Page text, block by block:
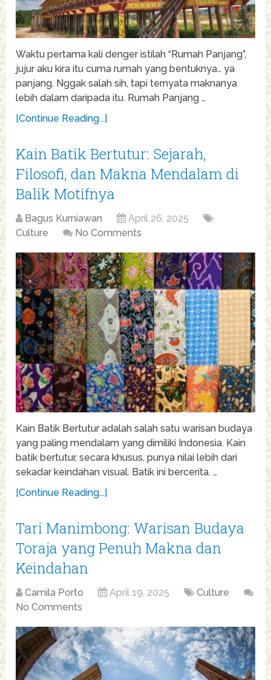
Waktu pertama kali denger istilah “Rumah Panjang”,
jujur aku kira itu cuma rumah yang bentuknya… ya
panjang. Nggak salah sih, tapi ternyata maknanya
lebih dalam daripada itu. Rumah Panjang …
[Continue Reading...]
Kain Batik Bertutur: Sejarah,
Filosofi, dan Makna Mendalam di
Balik Motifnya
Bagus Kurniawan
April 26, 2025
Culture
No Comments
Kain Batik Bertutur adalah salah satu warisan budaya
yang paling mendalam yang dimiliki Indonesia. Kain
batik bertutur, secara khusus, punya nilai lebih dari
sekadar keindahan visual. Batik ini bercerita. …
[Continue Reading...]
Tari Manimbong: Warisan Budaya
Toraja yang Penuh Makna dan
Keindahan
Camila Porto April 19, 2025
Culture
No Comments